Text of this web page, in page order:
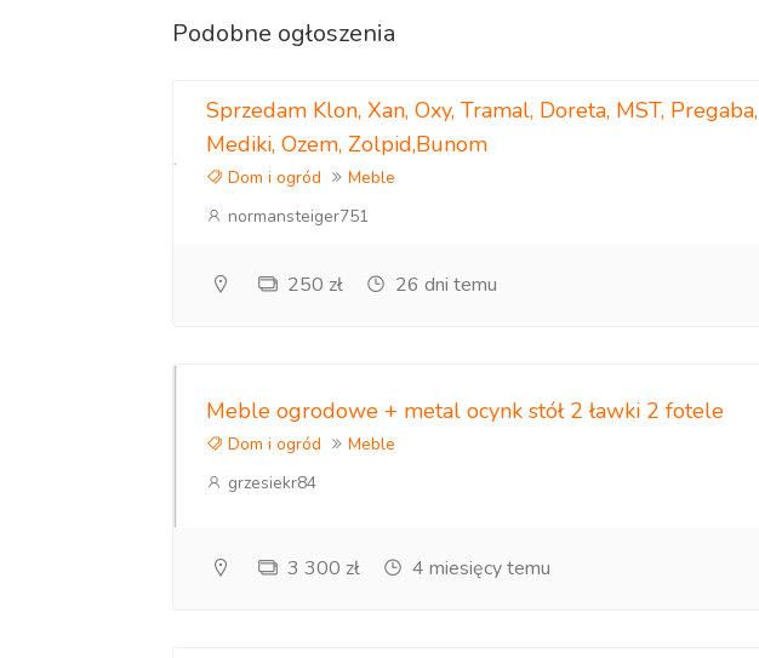
Podobne ogłoszenia
Sprzedam Klon, Xan, Oxy, Tramal, Doreta, MST, Pregaba,
Mediki, Ozem, Zolpid,Bunom
Dom i ogród
Meble
normansteiger751
250 zł 26 dni temu
Meble ogrodowe + metal ocynk stół 2 ławki 2 fotele
Dom i ogród
Meble
grzesiekr84
3 300 zł 4 miesięcy temu